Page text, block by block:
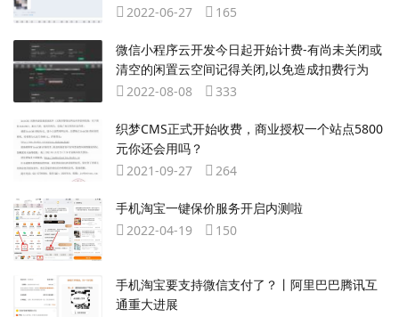
2022-06-27
165
微信小程序云开发今日起开始计费-有尚未关闭或
清空的闲置云空间记得关闭,以免造成扣费行为
2022-08-08
333
织梦CMS正式开始收费，商业授权一个站点5800
元你还会用吗？
2021-09-27
264
手机淘宝一键保价服务开启内测啦
2022-04-19
150
手机淘宝要支持微信支付了？丨阿里巴巴腾讯互
通重大进展